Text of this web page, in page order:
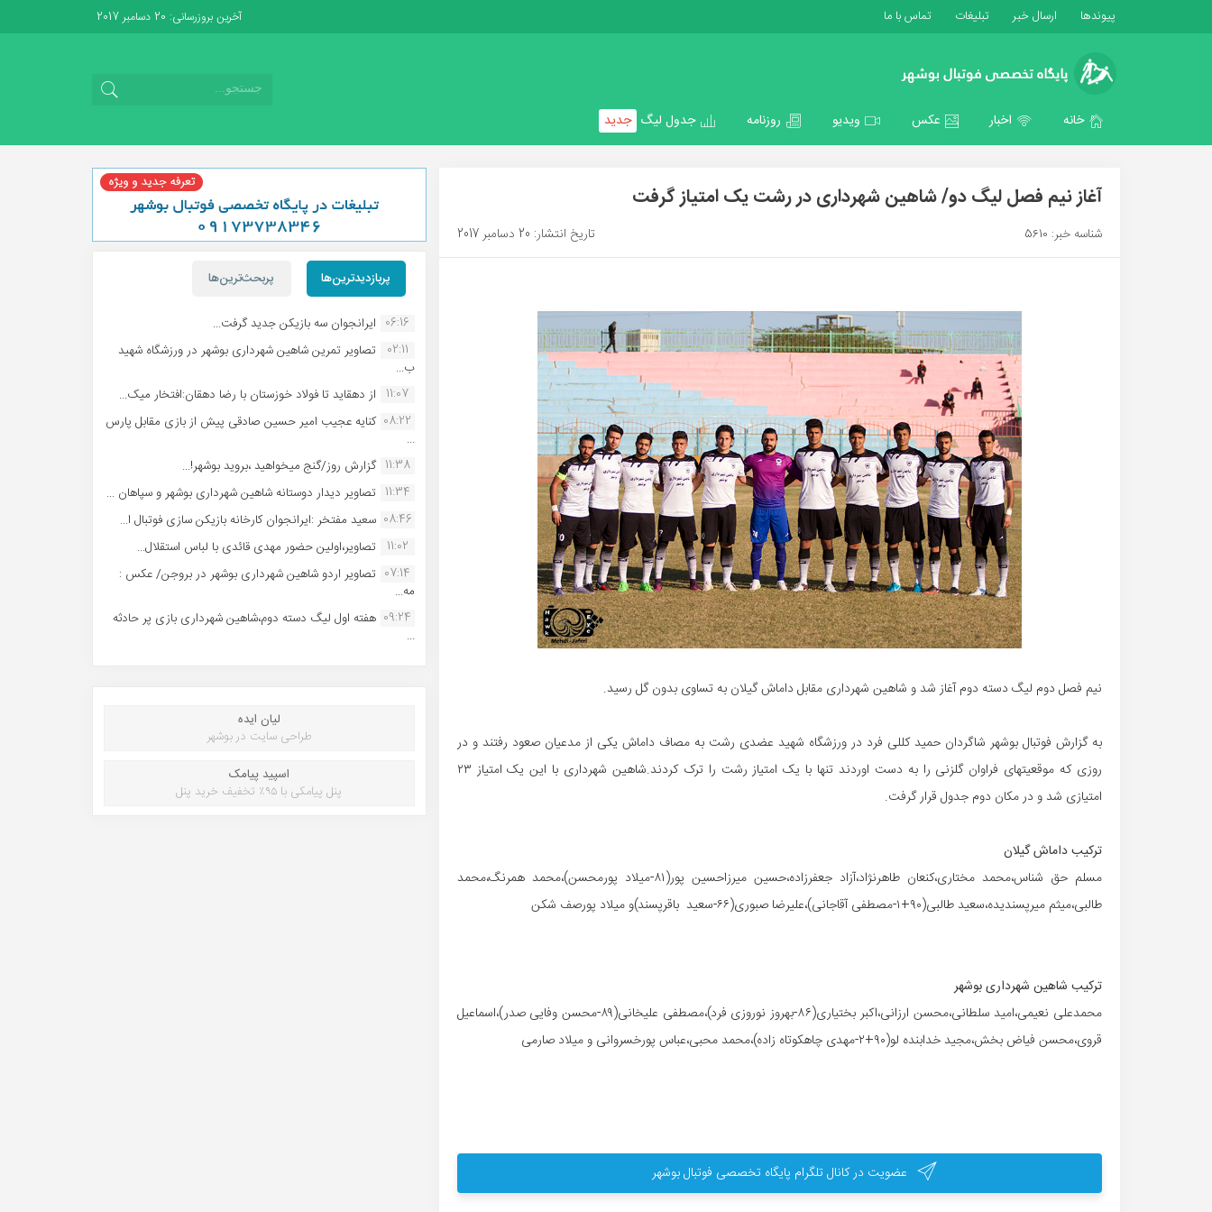
پیوندها ارسال خبر تبلیغات تماس با ما آخرین بروزرسانی: 20 دسامبر 2017
خانه اخبار عکس ویدیو روزنامه جدول لیگ جدید
آغاز نیم فصل لیگ دو/ شاهین شهرداری در رشت یک امتیاز گرفت
شناسه خبر: 5610 تاریخ انتشار: 20 دسامبر 2017
نیم فصل دوم لیگ دسته دوم آغاز شد و شاهین شهرداری مقابل داماش گیلان به تساوی بدون گل رسید.
به گزارش فوتبال بوشهر شاگردان حمید کللی فرد در ورزشگاه شهید عضدی رشت به مصاف داماش یکی از مدعیان صعود رفتند و در
روزی که موقعیتهای فراوان گلزنی را به دست اوردند تنها با یک امتیاز رشت را ترک کردند.شاهین شهرداری با این یک امتیاز ۲۳
امتیازی شد و در مکان دوم جدول قرار گرفت.
ترکیب داماش گیلان
مسلم حق شناس،محمد مختاری،کنعان طاهرنژاد،آزاد جعفرزاده،حسین میرزاحسین پور(۸۱-میلاد پورمحسن)،محمد همرنگ،محمد
طالبی،میثم میرپسندیده،سعید طالبی(۹۰+۱-مصطفی آقاجانی)،علیرضا صبوری(۶۶-سعید باقرپسند)و میلاد پورصف شکن
ترکیب شاهین شهرداری بوشهر
محمدعلی نعیمی،امید سلطانی،محسن ارزانی،اکبر بختیاری(۸۶-بهروز نوروزی فرد)،مصطفی علیخانی(۸۹-محسن وفایی صدر)،اسماعیل
قروی،محسن فیاض بخش،مجید خدابنده لو(۹۰+۲-مهدی چاهکوتاه زاده)،محمد محبی،عباس پورخسروانی و میلاد صارمی
عضویت در کانال تلگرام پایگاه تخصصی فوتبال بوشهر
پربازدیدترین‌ها پربحث‌ترین‌ها
06:16 ایرانجوان سه بازیکن جدید گرفت...
02:11
تصاویر تمرین شاهین شهردارى بوشهر در ورزشگاه شهید
ب...
11:07 از دهقاید تا فولاد خوزستان با رضا دهقان:افتخار میک...
08:22 کنایه عجیب امیر حسین صادقی پیش از بازی مقابل پارس
...
11:38 گزارش روز/گنج میخواهید ،بروید بوشهر!...
11:34 تصاویر دیدار دوستانه شاهین شهردارى بوشهر و سپاهان ...
08:46 سعید مفتخر :ایرانجوان کارخانه بازیکن سازی فوتبال ا...
11:02
تصاویر،اولین حضور مهدی قائدی با لباس استقلال...
07:14 تصاویر اردو شاهین شهرداری بوشهر در بروجن/ عکس :
مه...
09:24 هفته اول لیگ دسته دوم،شاهین شهرداری بازی پر حادثه
...
لیان ایده
طراحی سایت در بوشهر
اسپید پیامک
پنل پیامکی با ۹۵٪ تخفیف خرید پنل